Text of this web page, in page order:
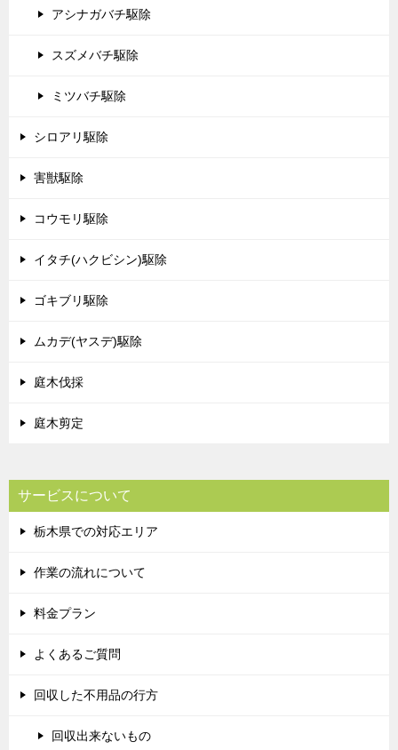
アシナガバチ駆除
スズメバチ駆除
ミツバチ駆除
シロアリ駆除
害獣駆除
コウモリ駆除
イタチ(ハクビシン)駆除
ゴキブリ駆除
ムカデ(ヤスデ)駆除
庭木伐採
庭木剪定
サービスについて
栃木県での対応エリア
作業の流れについて
料金プラン
よくあるご質問
回収した不用品の行方
回収出来ないもの